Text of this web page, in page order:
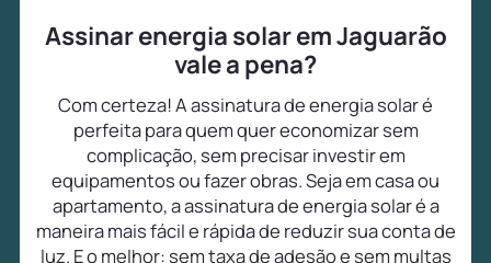
Assinar energia solar em Jaguarão
vale a pena?
Com certeza! A assinatura de energia solar é
perfeita para quem quer economizar sem
complicação, sem precisar investir em
equipamentos ou fazer obras. Seja em casa ou
apartamento, a assinatura de energia solar é a
maneira mais fácil e rápida de reduzir sua conta de
luz. E o melhor: sem taxa de adesão e sem multas